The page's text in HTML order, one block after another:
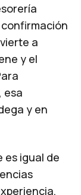
confirmación
a
y el
, esa
y en
es igual de